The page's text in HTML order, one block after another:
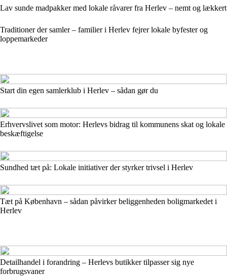
Lav sunde madpakker med lokale råvarer fra Herlev – nemt og lækkert
Traditioner der samler – familier i Herlev fejrer lokale byfester og
loppemarkeder
Start din egen samlerklub i Herlev – sådan gør du
Erhvervslivet som motor: Herlevs bidrag til kommunens skat og lokale
beskæftigelse
Sundhed tæt på: Lokale initiativer der styrker trivsel i Herlev
Tæt på København – sådan påvirker beliggenheden boligmarkedet i
Herlev
Detailhandel i forandring – Herlevs butikker tilpasser sig nye
forbrugsvaner